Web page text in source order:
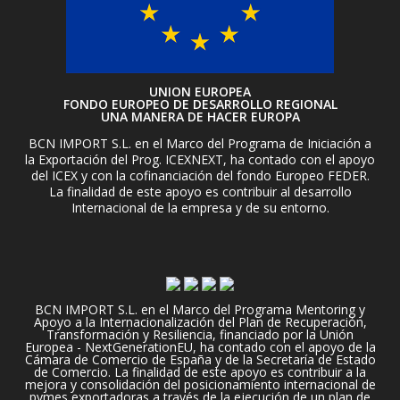
UNION EUROPEA
FONDO EUROPEO DE DESARROLLO REGIONAL
UNA MANERA DE HACER EUROPA
BCN IMPORT S.L. en el Marco del Programa de Iniciación a
la Exportación del Prog. ICEXNEXT, ha contado con el apoyo
del ICEX y con la cofinanciación del fondo Europeo FEDER.
La finalidad de este apoyo es contribuir al desarrollo
Internacional de la empresa y de su entorno.
BCN IMPORT S.L. en el Marco del Programa Mentoring y
Apoyo a la Internacionalización del Plan de Recuperación,
Transformación y Resiliencia, financiado por la Unión
Europea - NextGenerationEU, ha contado con el apoyo de la
Cámara de Comercio de España y de la Secretaría de Estado
de Comercio. La finalidad de este apoyo es contribuir a la
mejora y consolidación del posicionamiento internacional de